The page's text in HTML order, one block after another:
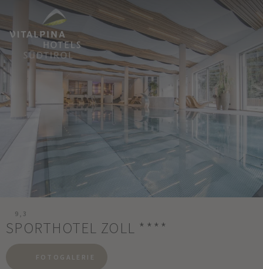
9,3
SPORTHOTEL ZOLL ****
FOTOGALERIE